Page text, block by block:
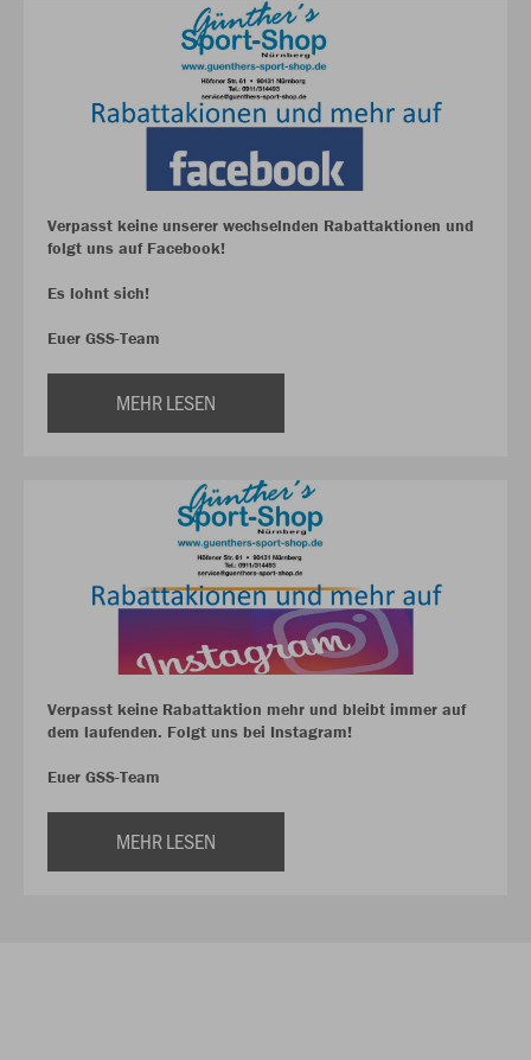
Verpasst keine unserer wechselnden Rabattaktionen und
folgt uns auf Facebook!
Es lohnt sich!
Euer GSS-Team
MEHR LESEN
Verpasst keine Rabattaktion mehr und bleibt immer auf
dem laufenden. Folgt uns bei Instagram!
Euer GSS-Team
MEHR LESEN